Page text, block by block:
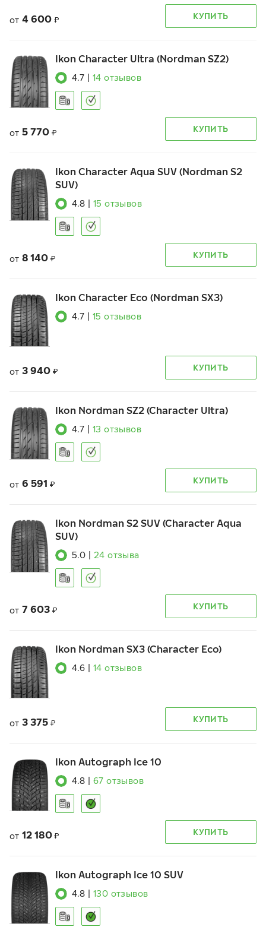
от 4 600 ₽ КУПИТЬ
Ikon Character Ultra (Nordman SZ2)
4.7 14 отзывов
от 5 770 ₽ КУПИТЬ
Ikon Character Aqua SUV (Nordman S2
SUV)
4.8 15 отзывов
от 8 140 ₽ КУПИТЬ
Ikon Character Eco (Nordman SX3)
4.7 15 отзывов
от 3 940 ₽ КУПИТЬ
Ikon Nordman SZ2 (Character Ultra)
4.7 13 отзывов
от 6 591 ₽ КУПИТЬ
Ikon Nordman S2 SUV (Character Aqua
SUV)
5.0 24 отзыва
от 7 603 ₽ КУПИТЬ
Ikon Nordman SX3 (Character Eco)
4.6 14 отзывов
от 3 375 ₽ КУПИТЬ
Ikon Autograph Ice 10
4.8 67 отзывов
от 12 180 ₽ КУПИТЬ
Ikon Autograph Ice 10 SUV
4.8 130 отзывов